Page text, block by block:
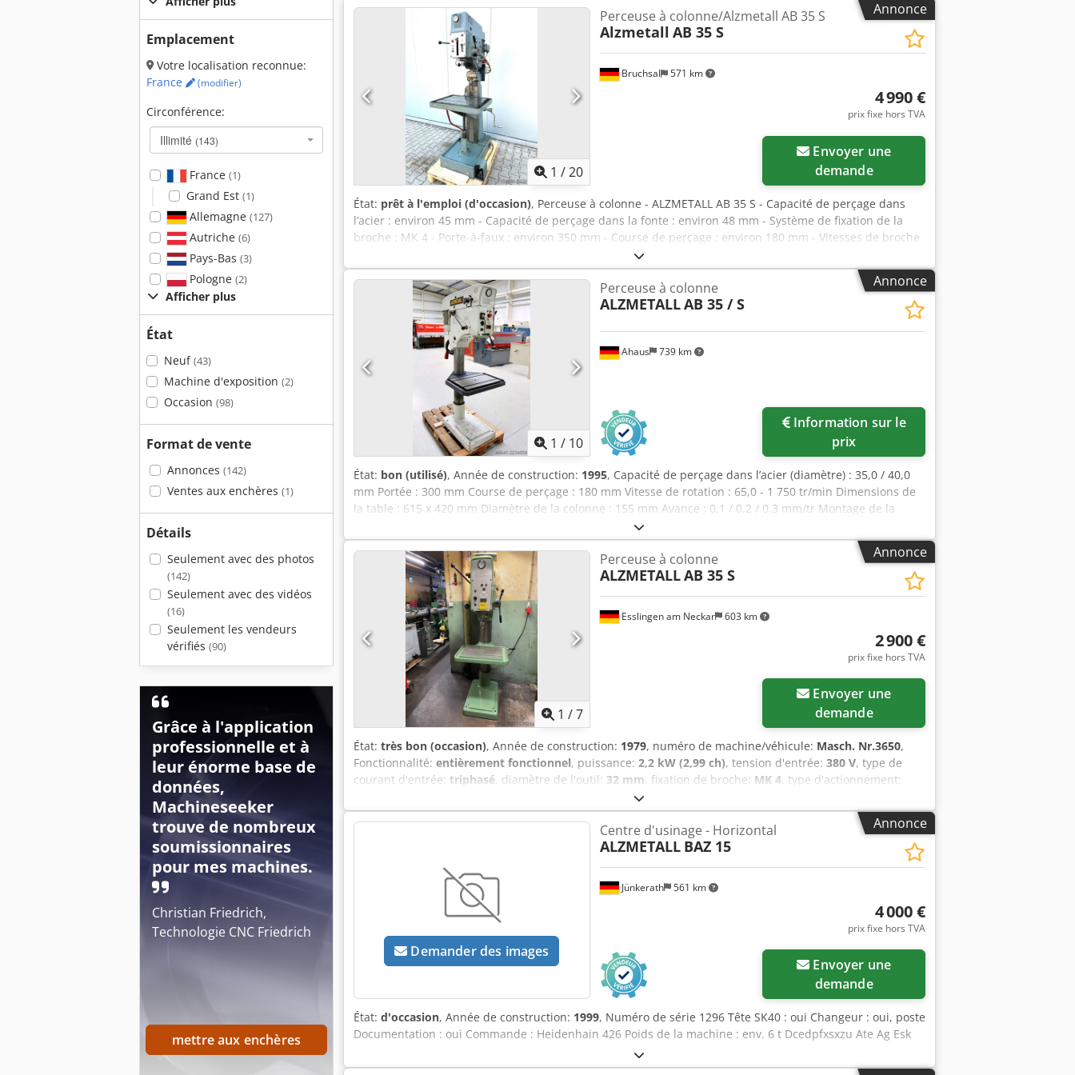
Emplacement
Votre localisation reconnue:
France
(modifier)
Circonférence:
Illimité (143)
France (1)
Grand Est (1)
Allemagne (127)
Autriche (6)
Pays-Bas (3)
Pologne (2)
Afficher plus
État
Neuf(43)
Machine d'exposition (2)
Occasion (98)
Format de vente
Annonces (142)
Ventes aux enchères (1)
Détails
Seulement avec des photos
(142)
Seulement avec des vidéos
(16)
Seulement les vendeurs
vérifiés (90)
Grâce à l'application
professionnelle et à
leur énorme base de
données,
Machineseeker
trouve de nombreux
soumissionnaires
pour mes machines.
Christian Friedrich,
Technologie CNC Friedrich
mettre aux enchères
Annonce
1 /20
Bruchsal 571 km
Perceuse à colonne/Alzmetall AB 35 S
Alzmetall AB 35 S
4 990 €
prix fixe hors TVA
demande
État: prêt à l'emploi (d'occasion), Perceuse à colonne - ALZMETALL AB 35 S - Capacité de perçage dans
l’acier : environ 45 mm - Capacité de perçage dans la fonte : environ 48 mm - Système de fixation de la
broche : MK 4 - Porte-à-faux : environ 350 mm - Course de perçage : environ 180 mm - Vitesses de broche
: 2 vitesses / 65 - 1450 tr/min (à variation continue) - Avances automatiques : 0,1 - 0,2 - 0,3 - 0,4 mm/tr -
Butée de profondeur de perçage - Surface de fixation de la table : environ 600 x 460 mm - Réglage de la
table : environ 600 mm - Table réglable en hauteur à l’aide d’une manivelle - Diamètre de la colonne :
environ 200 mm - Puissance du moteur : environ 3,5 kW - Système de refroidissement - Lampe de travail
Dcjdpfx Ajznlf Eog Esk - Indicateur de vitesse Dimensions : L x l x H : 1,1 x 0,7 x 2,1 mètre / Poids : environ
1200 kg Sous réserve d’erreurs et d’omissions.
Annonce
1 / 10
Ahaus 739 km
Perceuse à colonne
ALZMETALLAB 35 / S
Information sur le
prix
État: bon (utilisé), Année de construction: 1995, Capacité de perçage dans l’acier (diamètre) : 35,0 / 40,0
mm Portée : 300 mm Course de perçage : 180 mm Vitesse de rotation : 65,0 - 1 750 tr/min Dimensions de
la table : 615 x 420 mm Diamètre de la colonne : 155 mm Avance : 0,1 / 0,2 / 0,3 mm/tr Montage de la
broche : MK 4 Puissance du moteur : 0,9 / 1,5 kW Poids : 450 kg Djdpfxjzl E Uho Ag Esck Dimensions (L x l x
h) : 800 x 650 x 1 850 mm Équipement : - perceuse à colonne robuste - variation de vitesse en continu
(courroie trapézoïdale) - avance automatique de la broche * avec commande électromagnétique - moteur
à inversion de polarité - sens de rotation de la broche (droite/gauche) - butée de profondeur de perçage -
table de machine avec 2 x rainures en T * réglable en hauteur à l’aide d’une manivelle - bouton d’arrêt
d’urgence à l’avant - manuel d’utilisation (PDF)
Annonce
1 /7
Esslingen am Neckar 603 km
Perceuse à colonne
ALZMETALLAB 35 S
2 900 €
prix fixe hors TVA
demande
État: très bon (occasion), Année de construction: 1979, numéro de machine/véhicule: Masch. Nr.3650,
Fonctionnalité: entièrement fonctionnel, puissance: 2,2 kW (2,99 ch), tension d'entrée: 380 V, type de
courant d'entrée: triphasé, diamètre de l'outil: 32 mm, fixation de broche: MK 4, type d'actionnement:
, profondeur de col de cygne:
Équipement:Marquage CE, documentation / manuel, vitesse de rotation à variation continue, Perceuse
à colonne ALZMETALL en bon état Modèle AB 35 S, n° de série 3650 Mandrin à cône MK4 Portée de 300
mm Course du mandrin de 160 mm Vitesse de broche de 55 à 1500 tr/min, réglable en continu Vitesse de
broche réglable sur 2 niveaux de rapport de boîte de vitesses Dedpozicxrjfx Ag Eeck Capacité de perçage :
32 mm dans l’acier, 45 mm dans la fonte grise Encombrement au sol : 1,3 m x 0,9 m Hauteur : 1,87 m
Poids : 430 kg À récupérer sur place et paiement en espèces uniquement.
Annonce
Demander des images
Jünkerath 561 km
Centre d'usinage - Horizontal
ALZMETALL BAZ 15
4 000 €
prix fixe hors TVA
demande
État: d'occasion, Année de construction: 1999, Numéro de série 1296 Tête SK40 : oui Changeur : oui, poste
Documentation : oui Commande : Heidenhain 426 Poids de la machine : env. 6 t Dcedpfxsxzu Ate Ag Esk